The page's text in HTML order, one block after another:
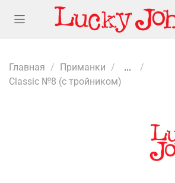
Главная Приманки
...
Classic №8 (с тройником)